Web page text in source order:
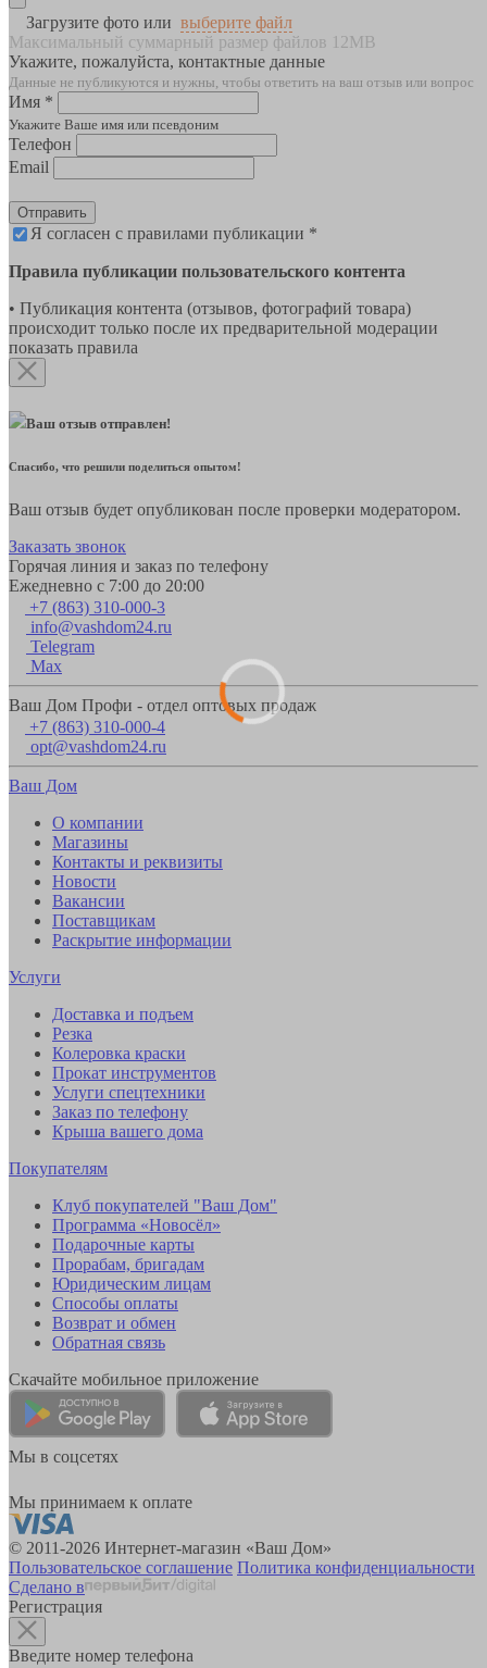
Загрузите фото или выберите файл
Максимальный суммарный размер файлов 12MB
Укажите, пожалуйста, контактные данные
Данные не публикуются и нужны, чтобы ответить на ваш отзыв или вопрос
Имя *
Укажите Ваше имя или псевдоним
Телефон
Email
Отправить
Я согласен с правилами публикации *
Правила публикации пользовательского контента
• Публикация контента (отзывов, фотографий товара)
происходит только после их предварительной модерации
показать правила
Ваш отзыв отправлен!
Спасибо, что решили поделиться опытом!
Ваш отзыв будет опубликован после проверки модератором.
Заказать звонок
Горячая линия и заказ по телефону
Ежедневно с 7:00 до 20:00
+7 (863) 310-000-3
info@vashdom24.ru
Telegram
Max
Ваш Дом Профи - отдел оптовых продаж
+7 (863) 310-000-4
opt@vashdom24.ru
Ваш Дом
О компании
Магазины
Контакты и реквизиты
Новости
Вакансии
Поставщикам
Раскрытие информации
Услуги
Доставка и подъем
Резка
Колеровка краски
Прокат инструментов
Услуги спецтехники
Заказ по телефону
Крыша вашего дома
Покупателям
Клуб покупателей "Ваш Дом"
Программа «Новосёл»
Подарочные карты
Прорабам, бригадам
Юридическим лицам
Способы оплаты
Возврат и обмен
Обратная связь
Скачайте мобильное приложение
Мы в соцсетях
Мы принимаем к оплате
© 2011-2026 Интернет-магазин «Ваш Дом»
Пользовательское соглашение Политика конфиденциальности
Сделано в
Регистрация
Введите номер телефона